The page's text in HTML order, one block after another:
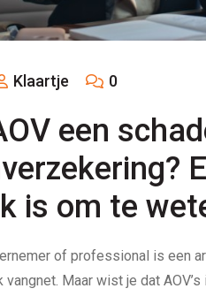
Klaartje 0
een
is om te
of professional is een
vangnet. Maar wist je dat